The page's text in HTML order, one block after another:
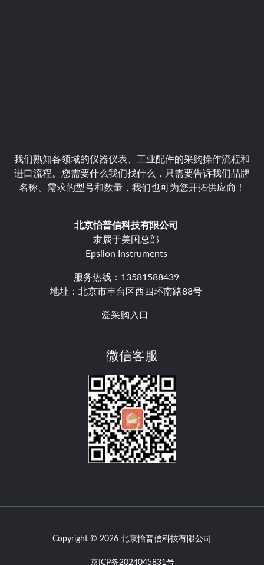
我们熟知各领域的仪器仪表、工业配件的采购操作流程和
进口流程。您需要什么我们找什么，只需要告诉我们品牌
名称、需求的型号和数量，我们也可为您开拓供应商！
北京怡普信科技有限公司
隶属于美国总部
Epsilon Instruments
服务热线：13581588439
地址：北京市丰台区西四环南路88号
爱采购入口
微信客服
Copyright © 2026 北京怡普信科技有限公司
京ICP备2024045831号